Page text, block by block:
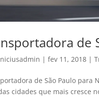
de
|fev 11, 2018 |
de São Paulo para
cidades que mais cresce